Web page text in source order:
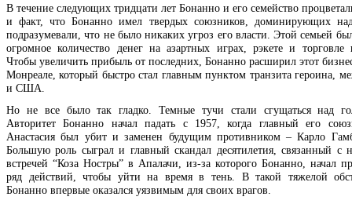
В течение следующих тридцати лет Бонанно и его семейство
и факт, что Бонанно имел твердых союзников, доминирующих
подразумевали, что не было никаких угроз его власти. Этой семьей
огромное количество денег на азартных играх, рэкете и торговле
Чтобы увеличить прибыль от последних, Бонанно расширил этот
Монреале, который быстро стал главным пунктом транзита героина,
и США.
Но не все было так гладко. Темные тучи стали сгущаться над
Авторитет Бонанно начал падать с 1957, когда главный его
Анастасия был убит и заменен будущим противником – Карло
Большую роль сыграл и главный скандал десятилетия, связанный с
встречей “Коза Ностры” в Апалачи, из-за которого Бонанно, начал
ряд действий, чтобы уйти на время в тень. В такой тяжелой
Бонанно впервые оказался уязвимым для своих врагов.